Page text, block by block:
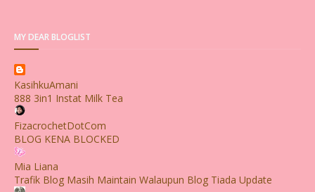
MY DEAR BLOGLIST
KasihkuAmani
888 3in1 Instat Milk Tea
FizacrochetDotCom
BLOG KENA BLOCKED
Mia Liana
Trafik Blog Masih Maintain Walaupun Blog Tiada Update